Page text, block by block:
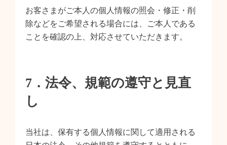
お客さまがご本人の個人情報の照会・修正・削
除などをご希望される場合には、ご本人である
ことを確認の上、対応させていただきます。
7．法令、規範の遵守と見直
し
当社は、保有する個人情報に関して適用される